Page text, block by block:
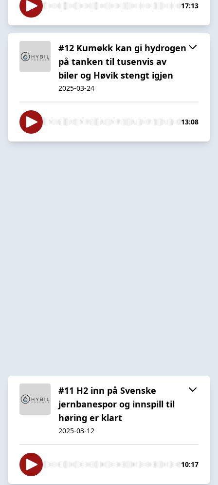
17:13
#12 Kumøkk kan gi hydrogen
på tanken til tusenvis av
biler og Høvik stengt igjen
2025-03-24
13:08
#11 H2 inn på Svenske
jernbanespor og innspill til
høring er klart
2025-03-12
10:17